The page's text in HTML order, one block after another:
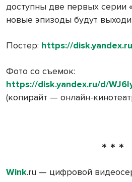
доступны две первых серии
новые эпизоды будут
Постер: https://
Фото со съемок:
https://disk.yandex.ru/d/
(копирайт — онлайн-
* * *
Wink.ru — цифровой